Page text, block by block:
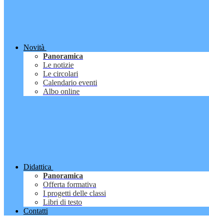
Novità
Panoramica
Le notizie
Le circolari
Calendario eventi
Albo online
Didattica
Panoramica
Offerta formativa
I progetti delle classi
Libri di testo
Contatti